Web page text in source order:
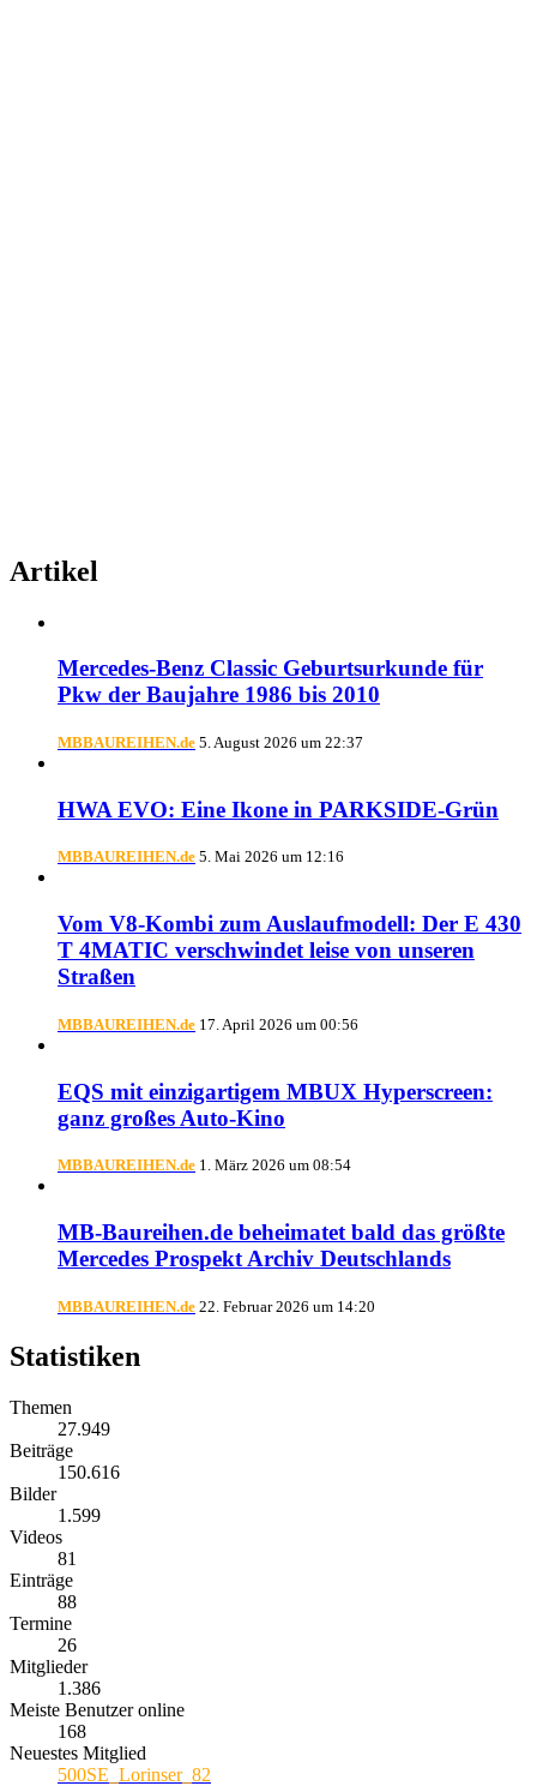
Artikel
Mercedes-Benz Classic Geburtsurkunde für
Pkw der Baujahre 1986 bis 2010
MBBAUREIHEN.de 5. August 2026 um 22:37
HWA EVO: Eine Ikone in PARKSIDE-Grün
MBBAUREIHEN.de 5. Mai 2026 um 12:16
Vom V8-Kombi zum Auslaufmodell: Der E 430
T 4MATIC verschwindet leise von unseren
Straßen
MBBAUREIHEN.de 17. April 2026 um 00:56
EQS mit einzigartigem MBUX Hyperscreen:
ganz großes Auto-Kino
MBBAUREIHEN.de 1. März 2026 um 08:54
MB-Baureihen.de beheimatet bald das größte
Mercedes Prospekt Archiv Deutschlands
MBBAUREIHEN.de 22. Februar 2026 um 14:20
Statistiken
Themen
27.949
Beiträge
150.616
Bilder
1.599
Videos
81
Einträge
88
Termine
26
Mitglieder
1.386
Meiste Benutzer online
168
Neuestes Mitglied
500SE_Lorinser_82